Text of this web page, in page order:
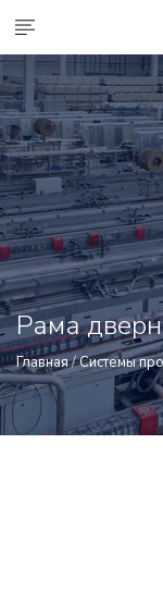
Рама
Главная/Системы